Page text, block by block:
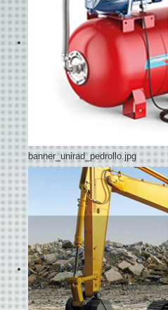
banner_unirad_pedrollo.jpg